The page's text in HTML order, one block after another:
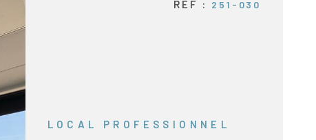
VENTES
RÉF : 251-030
LOCAL PROFESSIONNEL